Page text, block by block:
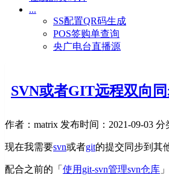
...
SS配置QR码生成
POS签购单查询
央广电台直播源
SVN或者GIT远程双向
作者：matrix 发布时间：2021-09-03 分
现在我需要svn或者git的提交同步到其
配合之前的「 使用git-svn管理svn仓库